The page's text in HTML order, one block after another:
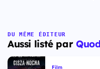
DU MÊME ÉDITEUR
Aussi listé par
Film